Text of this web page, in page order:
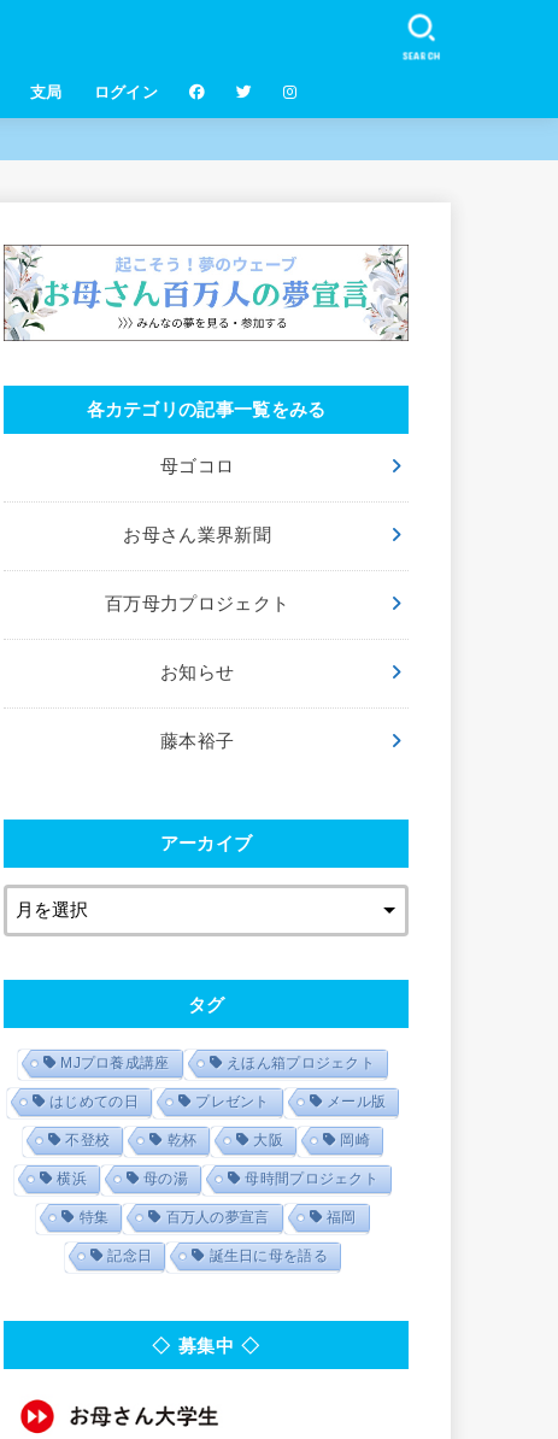
支局 ログイン
SEARCH
各カテゴリの記事一覧をみる
母ゴコロ
お母さん業界新聞
百万母力プロジェクト
お知らせ
藤本裕子
アーカイブ
タグ
MJプロ養成講座 えほん箱プロジェクト
はじめての日 プレゼント メール版
不登校 乾杯 大阪 岡崎
横浜 母の湯 母時間プロジェクト
特集 百万人の夢宣言 福岡
記念日 誕生日に母を語る
◇ 募集中 ◇